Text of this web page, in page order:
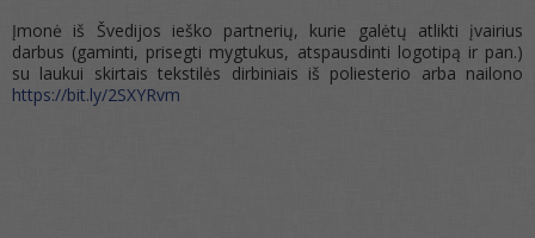
Įmonė iš Švedijos ieško partnerių, kurie galėtų atlikti įvairius
darbus (gaminti, prisegti mygtukus, atspausdinti logotipą ir pan.)
su laukui skirtais tekstilės dirbiniais iš poliesterio arba nailono
https://bit.ly/2SXYRvm